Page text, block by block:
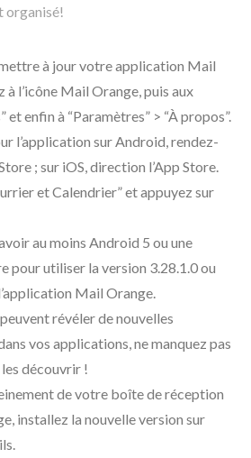
organisé!
à jour votre application Mail
à l’icône Mail Orange, puis aux
et enfin à “Paramètres” > “À propos”.
l’application sur Android, rendez-
; sur iOS, direction l’App Store.
et Calendrier” et appuyez sur
au moins Android 5 ou une
pour utiliser la version 3.28.1.0 ou
Mail Orange.
révéler de nouvelles
vos applications, ne manquez pas
découvrir !
de votre boîte de réception
installez la nouvelle version sur